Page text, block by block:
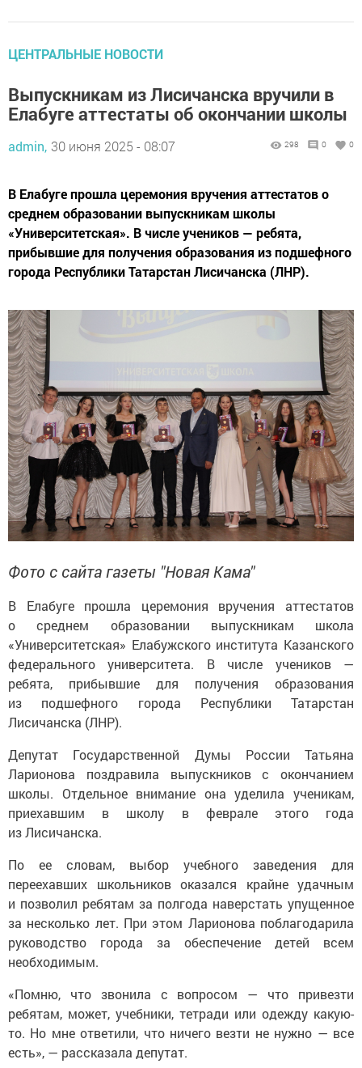
ЦЕНТРАЛЬНЫЕ НОВОСТИ
Выпускникам из Лисичанска вручили в
Елабуге аттестаты об окончании школы
admin, 30 июня 2025 - 08:07 298 0 0
В Елабуге прошла церемония вручения аттестатов о
среднем образовании выпускникам школы
«Университетская». В числе учеников — ребята,
прибывшие для получения образования из подшефного
города Республики Татарстан Лисичанска (ЛНР).
Фото с сайта газеты "Новая Кама"
В Елабуге прошла церемония вручения аттестатов
о среднем образовании выпускникам школа
«Университетская» Елабужского института Казанского
федерального университета. В числе учеников —
ребята, прибывшие для получения образования
из подшефного города Республики Татарстан
Лисичанска (ЛНР).
Депутат Государственной Думы России Татьяна
Ларионова поздравила выпускников с окончанием
школы. Отдельное внимание она уделила ученикам,
приехавшим в школу в феврале этого года
из Лисичанска.
По ее словам, выбор учебного заведения для
переехавших школьников оказался крайне удачным
и позволил ребятам за полгода наверстать упущенное
за несколько лет. При этом Ларионова поблагодарила
руководство города за обеспечение детей всем
необходимым.
«Помню, что звонила с вопросом — что привезти
ребятам, может, учебники, тетради или одежду какую-
то. Но мне ответили, что ничего везти не нужно — все
есть», — рассказала депутат.